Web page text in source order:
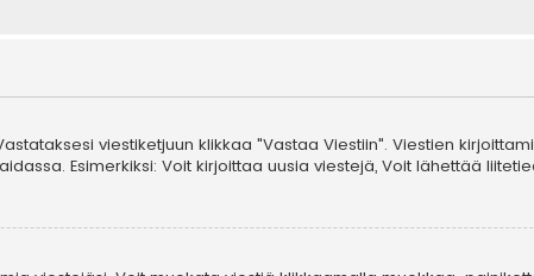
viestiketjuun klikkaa "Vastaa Viestiin". Viestien
Esimerkiksi: Voit kirjoittaa uusia viestejä, Voit lähettää